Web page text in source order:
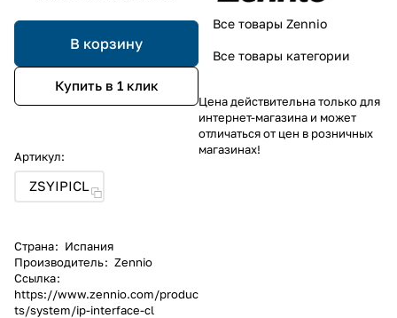
В корзину
Купить в 1 клик
Артикул:
ZSYIPICL
Страна: Испания
Производитель: Zennio
Ссылка:
https://www.zennio.com/produc
ts/system/ip-interface-cl
Все товары Zennio
Все товары категории
Цена действительна только для
интернет-магазина и может
отличаться от цен в розничных
магазинах!